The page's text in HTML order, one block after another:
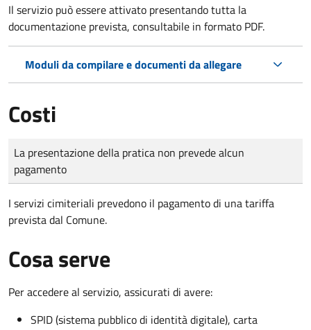
Il servizio può essere attivato presentando tutta la
documentazione prevista, consultabile in formato PDF.
Moduli da compilare e documenti da allegare
Costi
Tipo di pagamento
Importo
La presentazione della pratica non prevede alcun
pagamento
I servizi cimiteriali prevedono il pagamento di una tariffa
prevista dal Comune.
Cosa serve
Per accedere al servizio, assicurati di avere:
SPID (sistema pubblico di identità digitale), carta